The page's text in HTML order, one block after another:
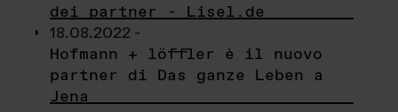
dei partner - Lisel.de
18.08.2022 -
Hofmann + löffler è il nuovo
partner di Das ganze Leben a
Jena